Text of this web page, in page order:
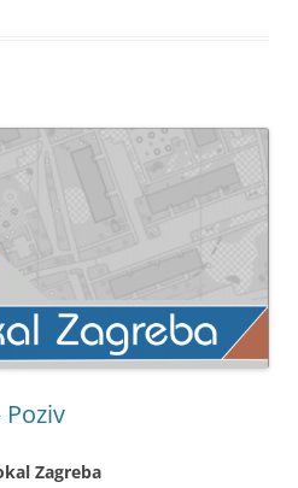
Poziv
Zagreba